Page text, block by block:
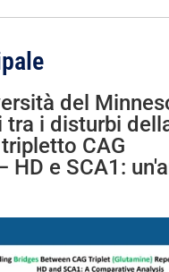
del
tra i disturbi
CAG
HD e SCA1: